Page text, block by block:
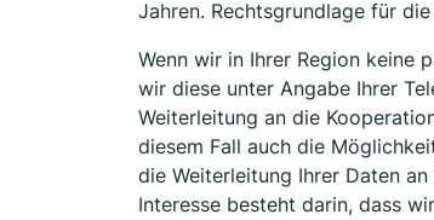
Jahren. Rechtsgrundlage für
Wenn wir in Ihrer Region keine
wir diese unter Angabe Ihrer
Weiterleitung an die
diesem Fall auch die
die Weiterleitung Ihrer Daten
Interesse besteht darin, dass